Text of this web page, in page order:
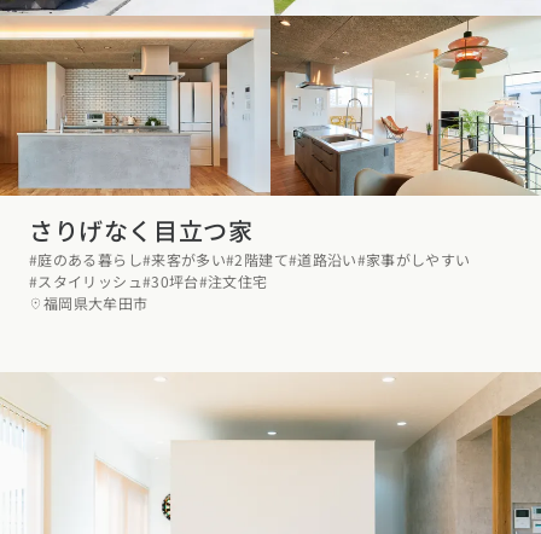
九州・沖縄エリア
福岡県佐賀県長崎県 熊本県大分県宮崎県鹿児島県
沖縄県
ニュースレター
デザインコンテスト
関西エリア
大阪府兵庫県京都府滋賀県 奈良県和歌山県
中国エリア
岡山県 鳥取県 島根県山口県
四国エリア
香川県徳島県愛媛県高知県
佐賀県 宮崎県鹿児島県
さりげなく目立つ家
#庭のある暮らし#来客が多い#2階建て#道路沿い#家事がしやすい
#スタイリッシュ#30坪台#注文住宅
福岡県大牟田市